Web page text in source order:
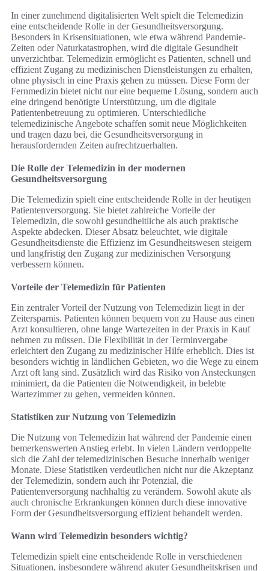
In einer zunehmend digitalisierten Welt spielt die Telemedizin
eine entscheidende Rolle in der Gesundheitsversorgung.
Besonders in Krisensituationen, wie etwa während Pandemie-
Zeiten oder Naturkatastrophen, wird die digitale Gesundheit
unverzichtbar. Telemedizin ermöglicht es Patienten, schnell und
effizient Zugang zu medizinischen Dienstleistungen zu erhalten,
ohne physisch in eine Praxis gehen zu müssen. Diese Form der
Fernmedizin bietet nicht nur eine bequeme Lösung, sondern auch
eine dringend benötigte Unterstützung, um die digitale
Patientenbetreuung zu optimieren. Unterschiedliche
telemedizinische Angebote schaffen somit neue Möglichkeiten
und tragen dazu bei, die Gesundheitsversorgung in
herausfordernden Zeiten aufrechtzuerhalten.
Die Rolle der Telemedizin in der modernen
Gesundheitsversorgung
Die Telemedizin spielt eine entscheidende Rolle in der heutigen
Patientenversorgung. Sie bietet zahlreiche Vorteile der
Telemedizin, die sowohl gesundheitliche als auch praktische
Aspekte abdecken. Dieser Absatz beleuchtet, wie digitale
Gesundheitsdienste die Effizienz im Gesundheitswesen steigern
und langfristig den Zugang zur medizinischen Versorgung
verbessern können.
Vorteile der Telemedizin für Patienten
Ein zentraler Vorteil der Nutzung von Telemedizin liegt in der
Zeitersparnis. Patienten können bequem von zu Hause aus einen
Arzt konsultieren, ohne lange Wartezeiten in der Praxis in Kauf
nehmen zu müssen. Die Flexibilität in der Terminvergabe
erleichtert den Zugang zu medizinischer Hilfe erheblich. Dies ist
besonders wichtig in ländlichen Gebieten, wo die Wege zu einem
Arzt oft lang sind. Zusätzlich wird das Risiko von Ansteckungen
minimiert, da die Patienten die Notwendigkeit, in belebte
Wartezimmer zu gehen, vermeiden können.
Statistiken zur Nutzung von Telemedizin
Die Nutzung von Telemedizin hat während der Pandemie einen
bemerkenswerten Anstieg erlebt. In vielen Ländern verdoppelte
sich die Zahl der telemedizinischen Besuche innerhalb weniger
Monate. Diese Statistiken verdeutlichen nicht nur die Akzeptanz
der Telemedizin, sondern auch ihr Potenzial, die
Patientenversorgung nachhaltig zu verändern. Sowohl akute als
auch chronische Erkrankungen können durch diese innovative
Form der Gesundheitsversorgung effizient behandelt werden.
Wann wird Telemedizin besonders wichtig?
Telemedizin spielt eine entscheidende Rolle in verschiedenen
Situationen, insbesondere während akuter Gesundheitskrisen und